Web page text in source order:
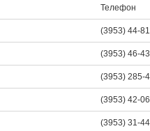
Телефон
(3953) 44-
(3953) 46-
(3953) 285-
(3953) 42-
(3953) 31-